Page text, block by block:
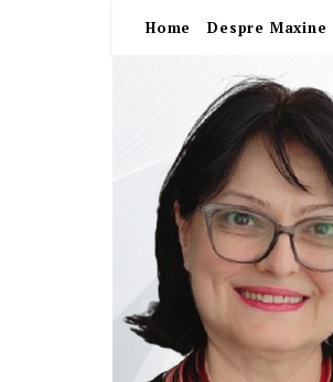
Home Despre Maxine